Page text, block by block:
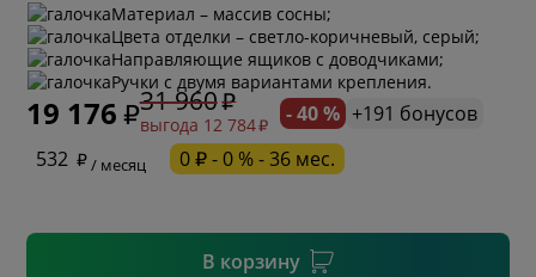
Материал – массив сосны;
Цвета отделки – светло-коричневый, серый;
Направляющие ящиков с доводчиками;
Ручки с двумя вариантами крепления.
19 176 31 960
выгода 12 784 - 40 % +191 бонусов
532
/ месяц 0 ₽ - 0 % - 36 мес.
В корзину
* обязательное поле
* необязательное поле